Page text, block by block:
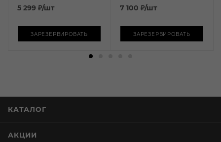
5 299 ₽/шт
ЗАРЕЗЕРВИРОВАТЬ
7 100 ₽/шт
ЗАРЕЗЕРВИРОВАТЬ
КАТАЛОГ
АКЦИИ